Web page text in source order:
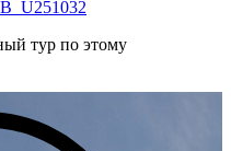
тур по этому